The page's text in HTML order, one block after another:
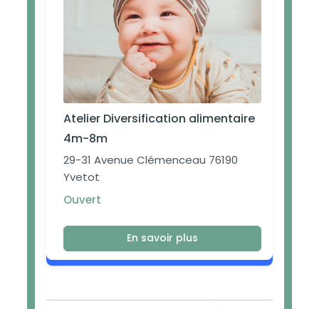
Atelier Diversification alimentaire
4m-8m
29-31 Avenue Clémenceau 76190
Yvetot
Ouvert
En savoir plus